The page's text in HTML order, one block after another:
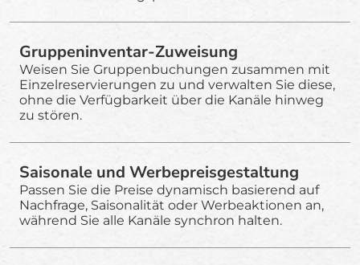
Gruppeninventar-Zuweisung
Weisen Sie Gruppenbuchungen zusammen mit
Einzelreservierungen zu und verwalten Sie diese,
ohne die Verfügbarkeit über die Kanäle hinweg
zu stören.
Saisonale und Werbepreisgestaltung
Passen Sie die Preise dynamisch basierend auf
Nachfrage, Saisonalität oder Werbeaktionen an,
während Sie alle Kanäle synchron halten.